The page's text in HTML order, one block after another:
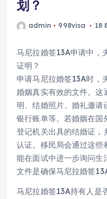
划？
admin 998visa 18
马尼拉婚签13A申请中，
证明？
申请马尼拉婚签13A时，
婚姻真实有效的文件。这
明、结婚照片、婚礼邀请
银行账单等。若婚姻在国
登记机关出具的结婚证，
认证。移民局会通过这些
能在面试中进一步询问生
文件是确保马尼拉婚签
马尼拉婚签13A持有人是